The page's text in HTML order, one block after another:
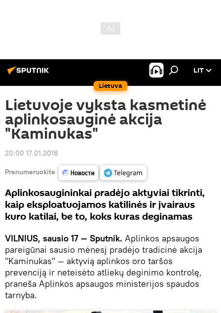
Lietuva
LIT
Lietuvoje vyksta kasmetinė
aplinkosauginė akcija
"Kaminukas"
20:00 17.01.2018
Prenumeruokite
Aplinkosaugininkai pradėjo aktyviai tikrinti,
kaip eksploatuojamos katilinės ir įvairaus
kuro katilai, be to, koks kuras deginamas
VILNIUS, sausio 17 — Sputnik. Aplinkos apsaugos
pareigūnai sausio mėnesį pradėjo tradicinė akcija
"Kaminukas" — aktyvią aplinkos oro taršos
prevenciją ir neteisėto atliekų deginimo kontrolę,
praneša Aplinkos apsaugos ministerijos spaudos
tarnyba.